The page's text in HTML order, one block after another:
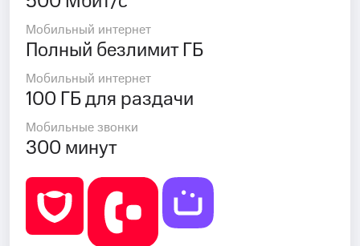
Мобильный интернет
Полный безлимит ГБ
Мобильный интернет
100 ГБ для раздачи
Мобильные звонки
300 минут